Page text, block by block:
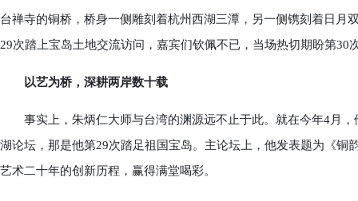
台禅寺的铜桥，桥身一侧雕刻着杭州西湖三潭，另一侧镌刻着日月
29次踏上宝岛土地交流访问，嘉宾们钦佩不已，当场热切期盼第30
以艺为桥，深耕两岸数十载
事实上，朱炳仁大师与台湾的渊源远不止于此。就在今年4月，
湖论坛，那是他第29次踏足祖国宝岛。主论坛上，他发表题为《
艺术二十年的创新历程，赢得满堂喝彩。